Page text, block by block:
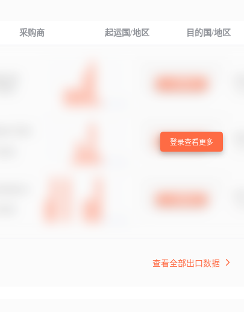
采购商 起运国/地区 目的国/地区
登录查看更多
查看全部出口数据